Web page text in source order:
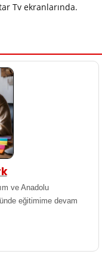
Tv ekranlarında.
ve Anadolu
eğitimime devam